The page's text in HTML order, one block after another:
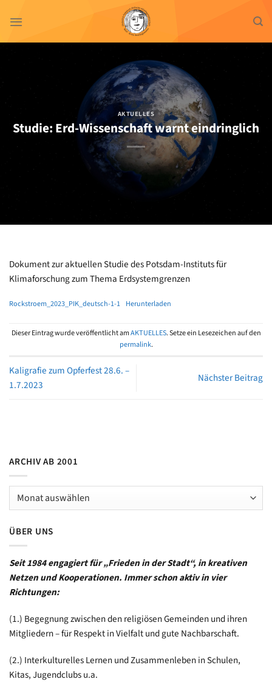
Inhalt
AKTUELLES
Studie: Erd-Wissenschaft warnt eindringlich
Dokument zur aktuellen Studie des Potsdam-Instituts für
Klimaforschung zum Thema Erdsystemgrenzen
Rockstroem_2023_PIK_deutsch-1-1 Herunterladen
Dieser Eintrag wurde veröffentlicht amAKTUELLES. Setze ein Lesezeichen auf den
permalink.
Kaligrafie zum Opferfest 28.6. –
1.7.2023
Nächster Beitrag
ARCHIV AB 2001
Archiv
ÜBER UNS
Seit 1984 engagiert für „Frieden in der Stadt“, in kreativen
Netzen und Kooperationen. Immer schon aktiv in vier
Richtungen:
(1.) Begegnung zwischen den religiösen Gemeinden und ihren
Mitgliedern – für Respekt in Vielfalt und gute Nachbarschaft.
(2.) Interkulturelles Lernen und Zusammenleben in Schulen,
Kitas, Jugendclubs u.a.